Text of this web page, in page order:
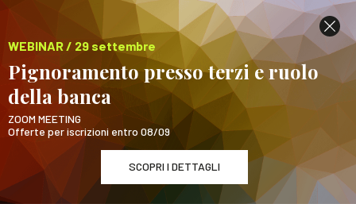
WEBINAR / 29 settembre
Pignoramento presso terzi e ruolo
della banca
ZOOM MEETING
Offerte per iscrizioni entro 08/09
SCOPRI I DETTAGLI